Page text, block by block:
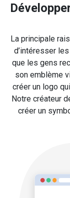
La principale
d’intéresser
que les gens
son emblème
créer un logo
Notre créateur
créer un